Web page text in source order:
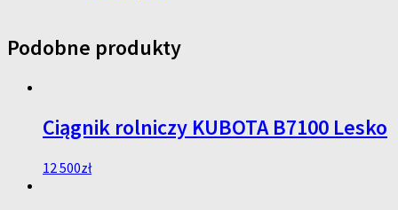
Podobne produkty
Ciągnik rolniczy KUBOTA B7100 Lesko
12 500zł